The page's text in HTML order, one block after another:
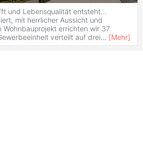
und Lebensqualität entsteht...
mit herrlicher Aussicht und
Wohnbauprojekt errichten wir 37
verteilt auf drei... [Mehr]